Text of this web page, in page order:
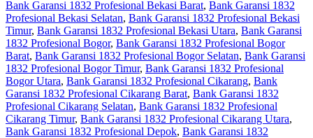
Bank Garansi 1832 Profesional Bekasi Barat, Bank Garansi 1832
Profesional Bekasi Selatan, Bank Garansi 1832 Profesional Bekasi
Timur, Bank Garansi 1832 Profesional Bekasi Utara, Bank Garansi
1832 Profesional Bogor, Bank Garansi 1832 Profesional Bogor
Barat, Bank Garansi 1832 Profesional Bogor Selatan, Bank Garansi
1832 Profesional Bogor Timur, Bank Garansi 1832 Profesional
Bogor Utara, Bank Garansi 1832 Profesional Cikarang, Bank
Garansi 1832 Profesional Cikarang Barat, Bank Garansi 1832
Profesional Cikarang Selatan, Bank Garansi 1832 Profesional
Cikarang Timur, Bank Garansi 1832 Profesional Cikarang Utara,
Bank Garansi 1832 Profesional Depok, Bank Garansi 1832